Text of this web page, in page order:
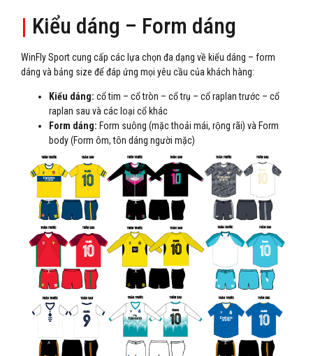
| Kiểu dáng – Form dáng
WinFly Sport cung cấp các lựa chọn đa dạng về kiểu dáng – form
dáng và bảng size để đáp ứng mọi yêu cầu của khách hàng:
Kiểu dáng: cổ tim – cổ tròn – cổ trụ – cổ raplan trước – cổ
raplan sau và các loại cổ khác
Form dáng: Form suông (mặc thoải mái, rộng rãi) và Form
body (Form ôm, tôn dáng người mặc)